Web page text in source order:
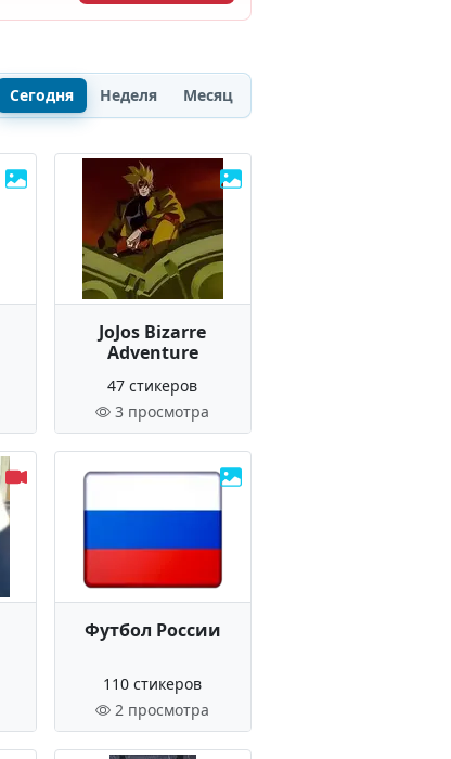
Сегодня Неделя Месяц
JoJos Bizarre
Adventure
47 стикеров
3 просмотра
Футбол России
110 стикеров
2 просмотра